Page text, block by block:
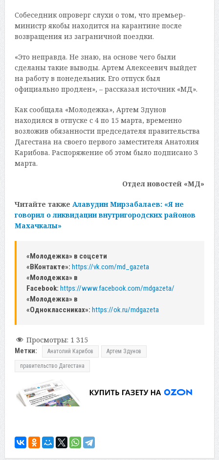
Собеседник опроверг слухи о том, что премьер-
министр якобы находится на карантине после
возвращения из заграничной поездки.
«Это неправда. Не знаю, на основе чего были
сделаны такие выводы. Артем Алексеевич выйдет
на работу в понедельник. Его отпуск был
официально продлен», – рассказал источник «МД».
Как сообщала «Молодежка», Артем Здунов
находился в отпуске с 4 по 15 марта, временно
возложив обязанности председателя правительства
Дагестана на своего первого заместителя Анатолия
Карибова. Распоряжение об этом было подписано 3
марта.
Отдел новостей «МД»
Читайте также Алавудин Мирзабалаев: «Я не
говорил о ликвидации внутригородских районов
Махачкалы»
«Молодежка» в соцсети
«ВКонтакте»: https://vk.com/md_gazeta
«Молодежка» в
Facebook: https://www.facebook.com/mdgazeta/
«Молодежка» в
«Одноклассниках»: https://ok.ru/mdgazeta
Просмотры: 1 315
Метки: Анатолий Карибов Артем Здунов
правительство Дагестана